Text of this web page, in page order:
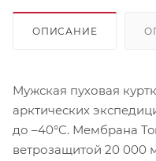
ОПИСАНИЕ
Мужская пуховая
арктических
до –40°C. Мембрана
ветрозащитой 20 000